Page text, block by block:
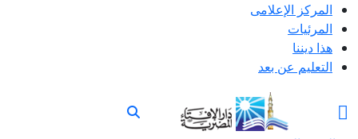
المركز الإعلامى
المرئيات
هذا ديننا
التعليم عن بعد